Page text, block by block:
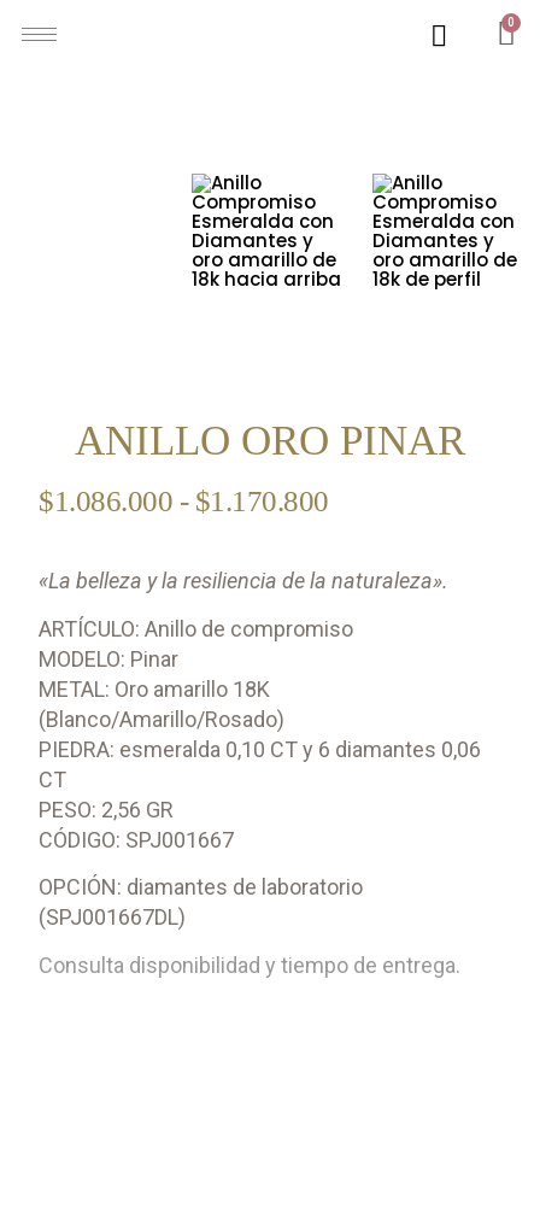
0
ANILLO ORO PINAR
$1.086.000 - $1.170.800
«La belleza y la resiliencia de la naturaleza».
ARTÍCULO: Anillo de compromiso
MODELO: Pinar
METAL: Oro amarillo 18K
(Blanco/Amarillo/Rosado)
PIEDRA: esmeralda 0,10 CT y 6 diamantes 0,06
CT
PESO: 2,56 GR
CÓDIGO: SPJ001667
OPCIÓN: diamantes de laboratorio
(SPJ001667DL)
Consulta disponibilidad y tiempo de entrega.